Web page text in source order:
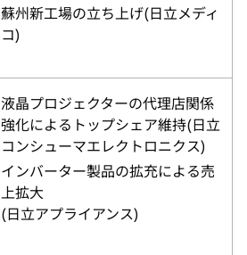
蘇州新工場の立ち上げ(日立メディ
コ)
液晶プロジェクターの代理店関係
強化によるトップシェア維持(日立
コンシューマエレクトロニクス)
インバーター製品の拡充による売
上拡大
(日立アプライアンス)